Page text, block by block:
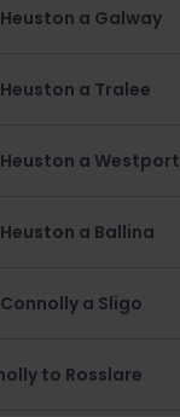
a Galway
a Tralee
a Westport
a Ballina
a Sligo
to Rosslare